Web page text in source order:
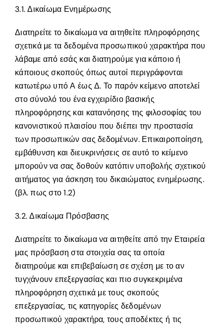
3.1. Δικαίωμα Ενημέρωσης
Διατηρείτε το δικαίωμα να αιτηθείτε πληροφόρησης
σχετικά με τα δεδομένα προσωπικού χαρακτήρα που
λάβαμε από εσάς και διατηρούμε για κάποιο ή
κάποιους σκοπούς όπως αυτοί περιγράφονται
κατωτέρω υπό Α έως Δ. Το παρόν κείμενο αποτελεί
στο σύνολό του ένα εγχειρίδιο βασικής
πληροφόρησης και κατανόησης της φιλοσοφίας του
κανονιστικού πλαισίου που διέπει την προστασία
των προσωπικών σας δεδομένων. Επικαιροποίηση,
εμβάθυνση και διευκρινήσεις σε αυτό το κείμενο
μπορούν να σας δοθούν κατόπιν υποβολής σχετικού
αιτήματος για άσκηση του δικαιώματος ενημέρωσης.
(βλ. πως στο 1.2)
3.2. Δικαίωμα Πρόσβασης
Διατηρείτε το δικαίωμα να αιτηθείτε από την Εταιρεία
μας πρόσβαση στα στοιχεία σας τα οποία
διατηρούμε και επιβεβαίωση σε σχέση με το αν
τυγχάνουν επεξεργασίας και πιο συγκεκριμένα
πληροφόρηση σχετικά με τους σκοπούς
επεξεργασίας, τις κατηγορίες δεδομένων
προσωπικού χαρακτήρα, τους αποδέκτες ή τις